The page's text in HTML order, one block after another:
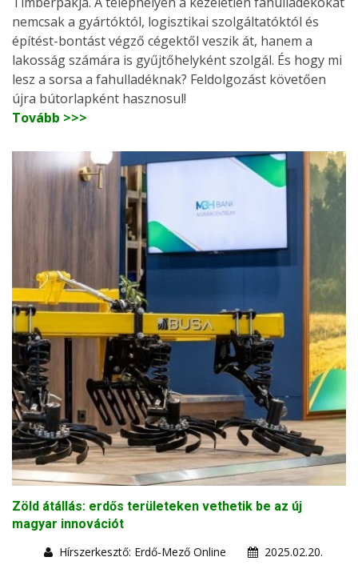
nemcsak a gyártóktól, logisztikai szolgáltatóktól és
építést-bontást végző cégektől veszik át, hanem a
lakosság számára is gyűjtőhelyként szolgál. És hogy mi
lesz a sorsa a fahulladéknak? Feldolgozást követően
újra bútorlapként hasznosul!
Tovább >>>
Zöld átállás: erdős területeken vethetik be az új
magyar innovációt
Hírszerkesztő: Erdő-Mező Online
2025.02.20.